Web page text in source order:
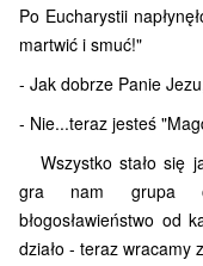
Po Eucharystii
martwić i smuć!"
- Jak dobrze Panie
- Nie...teraz jesteś
Wszystko stało się
gra nam grupa
błogosławieństwo od
działo - teraz wracamy